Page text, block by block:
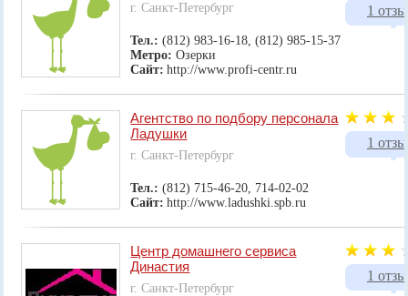
1
г. Санкт-Петербург
Тел.:(812) 983-16-18, (812) 985-15-37
Метро:Озерки
Сайт: http://www.profi-centr.ru
1
Агентство по подбору персонала
Ладушки
г. Санкт-Петербург
Тел.:(812) 715-46-20, 714-02-02
Сайт: http://www.ladushki.spb.ru
1
Центр домашнего сервиса
Династия
г. Санкт-Петербург